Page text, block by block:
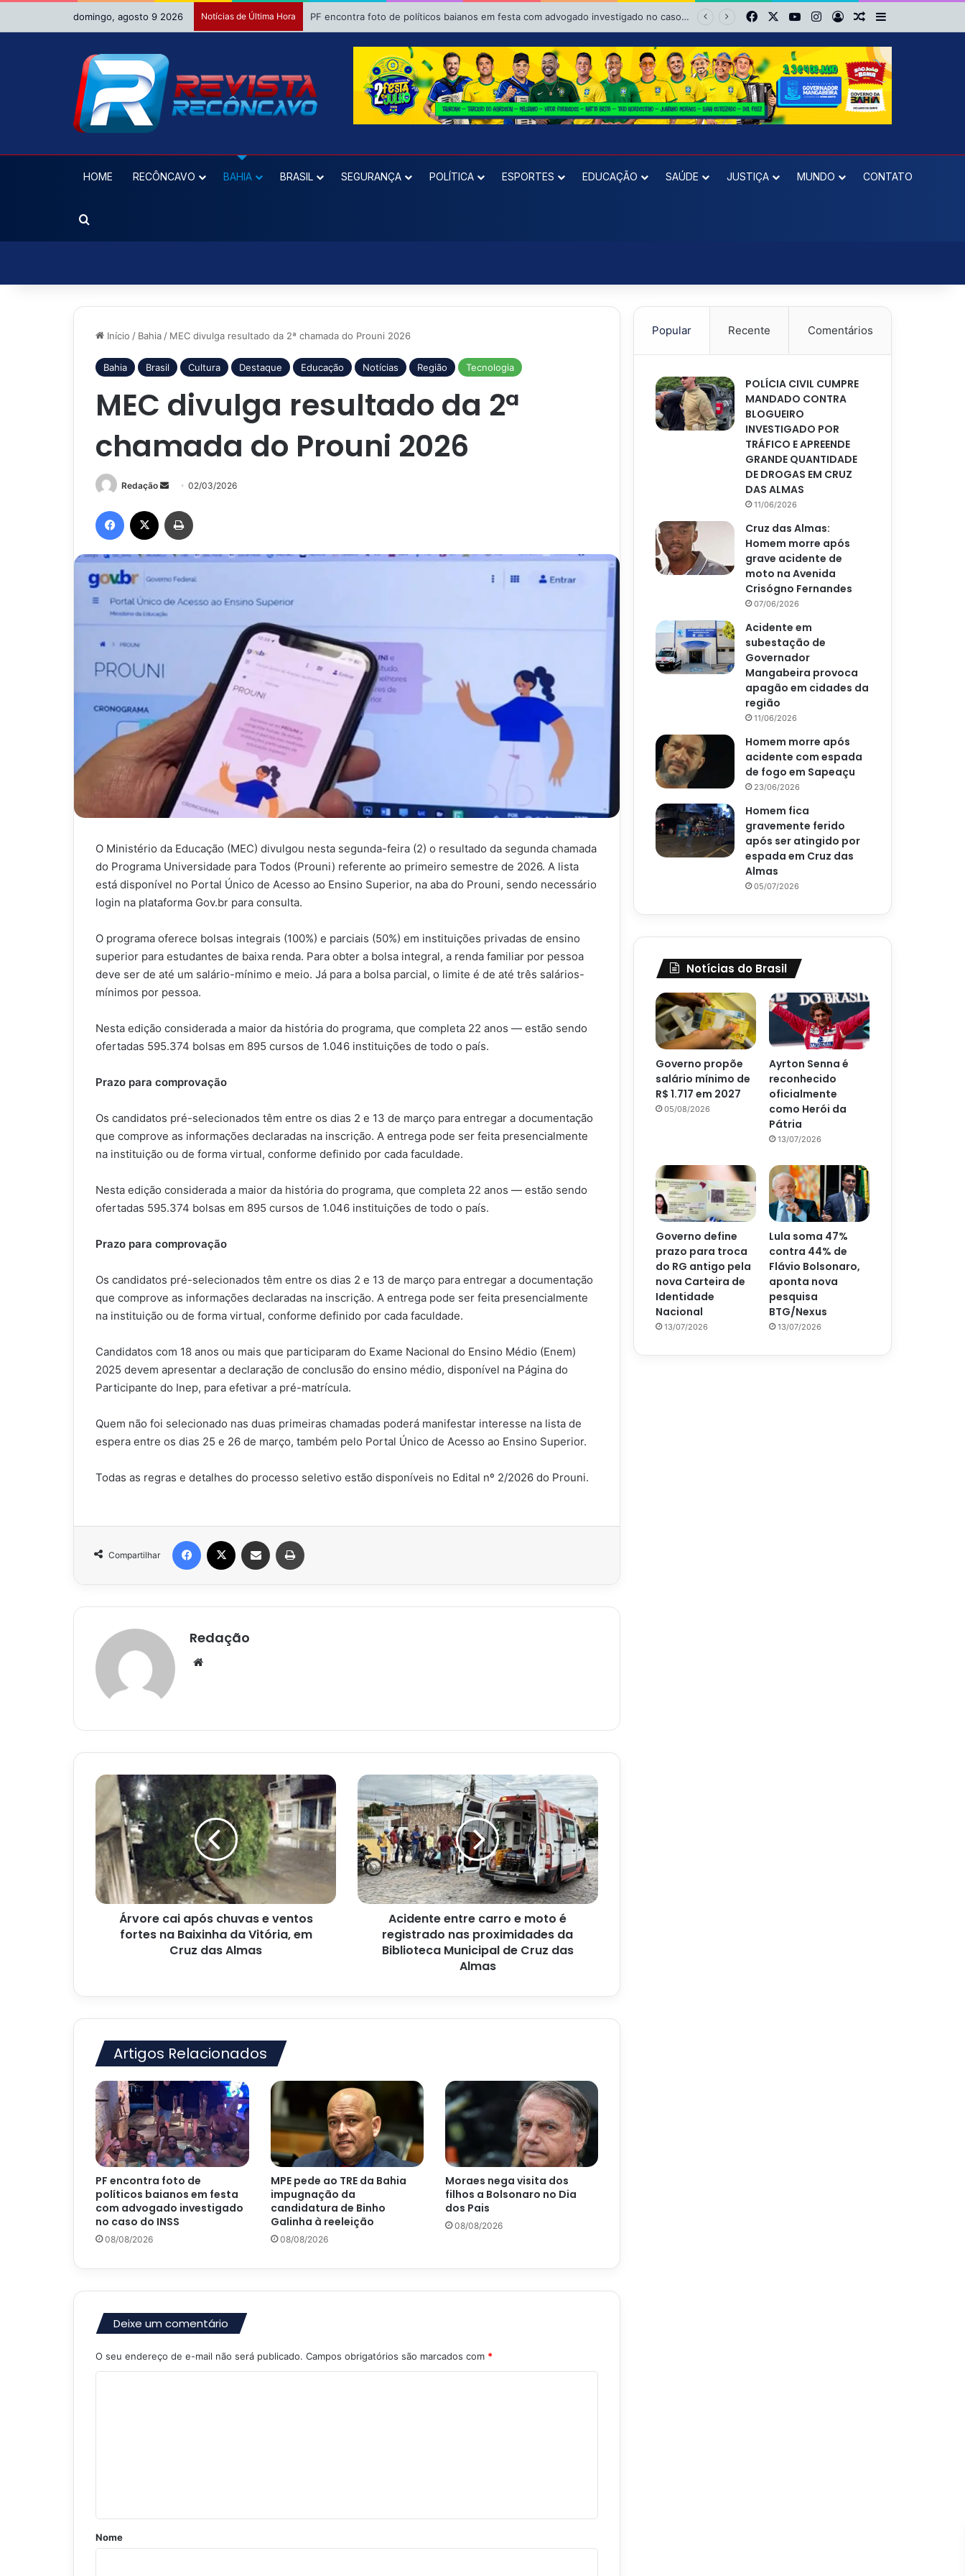
domingo, agosto 9 2026 Notícias de Última Hora MPE pede ao TRE da Bahia impugnação da candidatura de Binho Galinha à reeleição FacebookYouTubeInstagram
EntrarArtigo aleatório
Barra Lateral
HOME RECÔNCAVO BAHIA BRASIL SEGURANÇA POLÍTICA ESPORTES EDUCAÇÃO SAÚDE JUSTIÇA MUNDO CONTATO
Procurar por
Início / Bahia / MEC divulga resultado da 2ª chamada do Prouni 2026
Bahia Brasil Cultura Destaque Educação Notícias Região Tecnologia
MEC divulga resultado da 2ª
chamada do Prouni 2026
Redação
Mande
e-
mail
02/03/2026
Facebook
O Ministério da Educação (MEC) divulgou nesta segunda-feira (2) o resultado da segunda chamada
do Programa Universidade para Todos (Prouni) referente ao primeiro semestre de 2026. A lista
está disponível no Portal Único de Acesso ao Ensino Superior, na aba do Prouni, sendo necessário
login na plataforma Gov.br para consulta.
O programa oferece bolsas integrais (100%) e parciais (50%) em instituições privadas de ensino
superior para estudantes de baixa renda. Para obter a bolsa integral, a renda familiar por pessoa
deve ser de até um salário-mínimo e meio. Já para a bolsa parcial, o limite é de até três salários-
mínimos por pessoa.
Nesta edição considerada a maior da história do programa, que completa 22 anos — estão sendo
ofertadas 595.374 bolsas em 895 cursos de 1.046 instituições de todo o país.
Prazo para comprovação
Os candidatos pré-selecionados têm entre os dias 2 e 13 de março para entregar a documentação
que comprove as informações declaradas na inscrição. A entrega pode ser feita presencialmente
na instituição ou de forma virtual, conforme definido por cada faculdade.
Nesta edição considerada a maior da história do programa, que completa 22 anos — estão sendo
ofertadas 595.374 bolsas em 895 cursos de 1.046 instituições de todo o país.
Prazo para comprovação
Os candidatos pré-selecionados têm entre os dias 2 e 13 de março para entregar a documentação
que comprove as informações declaradas na inscrição. A entrega pode ser feita presencialmente
na instituição ou de forma virtual, conforme definido por cada faculdade.
Candidatos com 18 anos ou mais que participaram do Exame Nacional do Ensino Médio (Enem)
2025 devem apresentar a declaração de conclusão do ensino médio, disponível na Página do
Participante do Inep, para efetivar a pré-matrícula.
Quem não foi selecionado nas duas primeiras chamadas poderá manifestar interesse na lista de
espera entre os dias 25 e 26 de março, também pelo Portal Único de Acesso ao Ensino Superior.
Todas as regras e detalhes do processo seletivo estão disponíveis no Edital nº 2/2026 do Prouni.
Compartilhar
Facebook Compartilhar via e-mail
Redação
Árvore
chuvas
e
ventos
fortes
na
Baixinha
Vitória,
Árvore cai após chuvas e ventos
fortes na Baixinha da Vitória, em
Cruz das Almas
Acidente
entre
carro
e
moto
é
registrado
nas
proximidades
Biblioteca
Municipal
Acidente entre carro e moto é
registrado nas proximidades da
Biblioteca Municipal de Cruz das
Almas
Artigos Relacionados
PF encontra foto de
políticos baianos em festa
com advogado investigado
no caso do INSS
08/08/2026
MPE pede ao TRE da Bahia
impugnação da
candidatura de Binho
Galinha à reeleição
08/08/2026
Moraes nega visita dos
filhos a Bolsonaro no Dia
dos Pais
08/08/2026
Deixe um comentário
O seu endereço de e-mail não será publicado. Campos obrigatórios são marcados com *
rNome
Popular Recente Comentários
POLÍCIA CIVIL CUMPRE
MANDADO CONTRA
BLOGUEIRO
INVESTIGADO POR
TRÁFICO E APREENDE
GRANDE QUANTIDADE
DE DROGAS EM CRUZ
DAS ALMAS
11/06/2026
Cruz das Almas:
Homem morre após
grave acidente de
moto na Avenida
Crisógno Fernandes
07/06/2026
Acidente em
subestação de
Governador
Mangabeira provoca
apagão em cidades da
região
11/06/2026
Homem morre após
acidente com espada
de fogo em Sapeaçu
23/06/2026
Homem fica
gravemente ferido
após ser atingido por
espada em Cruz das
Almas
05/07/2026
Notícias do Brasil
Governo propõe
salário mínimo de
R$ 1.717 em 2027
05/08/2026
Ayrton Senna é
reconhecido
oficialmente
como Herói da
Pátria
13/07/2026
Governo define
prazo para troca
do RG antigo pela
nova Carteira de
Identidade
Nacional
13/07/2026
Lula soma 47%
contra 44% de
Flávio Bolsonaro,
aponta nova
pesquisa
BTG/Nexus
13/07/2026